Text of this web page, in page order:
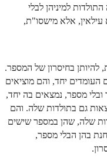
למיניהן לבלי
עילאין, אלא מישסו"ת,
בחיסרון של המספר.
יחד, והם מוציאים
מספר, נמצאים בה יחד,
גם בתולדות שלה. והם
שלה, שהן במספר שישים
בהן הבלי מספר,